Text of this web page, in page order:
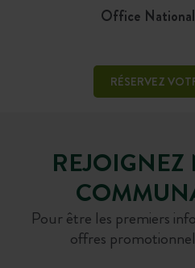
Office
RÉSERVEZ
REJOIGNEZ
Pour être les premiers
offres